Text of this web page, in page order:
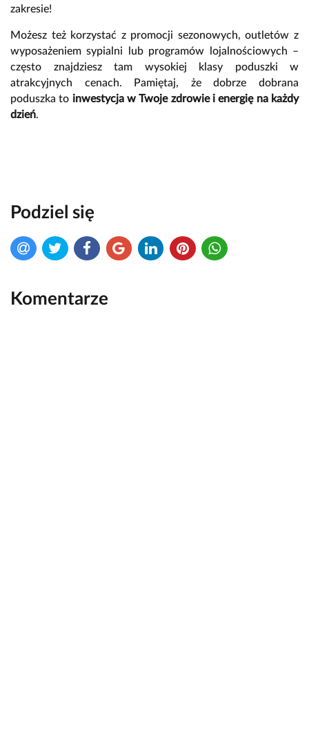
zakresie!
Możesz też korzystać z promocji sezonowych, outletów z
wyposażeniem sypialni lub programów lojalnościowych –
często znajdziesz tam wysokiej klasy poduszki w
atrakcyjnych cenach. Pamiętaj, że dobrze dobrana
poduszka to inwestycja w Twoje zdrowie i energię na każdy
dzień.
Podziel się
Komentarze